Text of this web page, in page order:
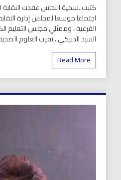
كتبت..سمية النحاس عقدت النقابة
اجتماعا موسعا لمجلس إدارة
الفرعية ، وممثلي مجلس التعليم
السيد الدبيكي ، نقيب العلوم
Read More